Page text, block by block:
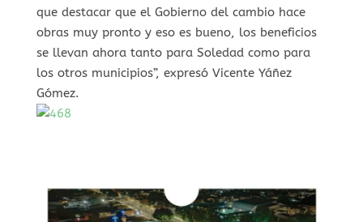
que destacar que el Gobierno del cambio hace
obras muy pronto y eso es bueno, los beneficios
se llevan ahora tanto para Soledad como para
los otros municipios”, expresó Vicente Yáñez
Gómez.